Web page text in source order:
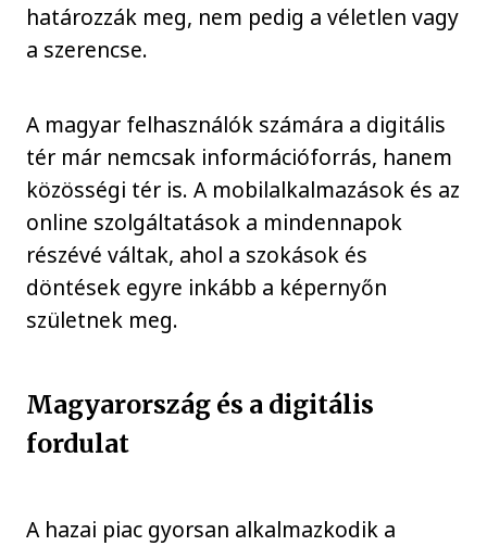
határozzák meg, nem pedig a véletlen vagy
a szerencse.
A magyar felhasználók számára a digitális
tér már nemcsak információforrás, hanem
közösségi tér is. A mobilalkalmazások és az
online szolgáltatások a mindennapok
részévé váltak, ahol a szokások és
döntések egyre inkább a képernyőn
születnek meg.
Magyarország és a digitális
fordulat
A hazai piac gyorsan alkalmazkodik a